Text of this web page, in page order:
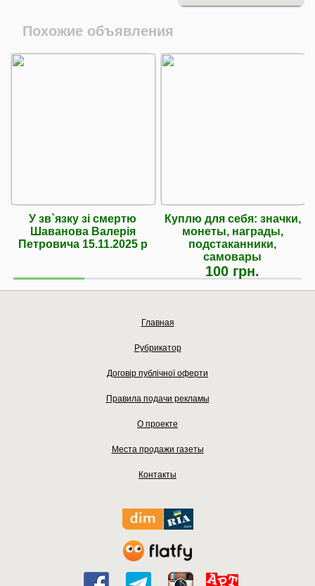
Похожие объявления
У зв`язку зі смертю
Шаванова Валерія
Петровича 15.11.2025 р
Куплю для себя: значки,
монеты, награды,
подстаканники,
самовары
100 грн.
Главная
Рубрикатор
Договір публічної оферти
Правила подачи рекламы
О проекте
Места продажи газеты
Контакты